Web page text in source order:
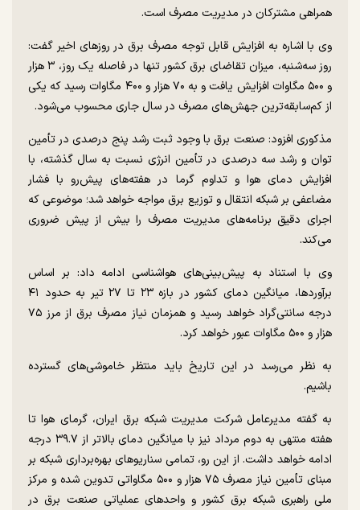
همراهی مشترکان در مدیریت مصرف است.
وی با اشاره به افزایش قابل توجه مصرف برق در روز‌های اخیر گفت:
روز سه‌شنبه، میزان تقاضای برق کشور تنها در فاصله یک روز، ۳ هزار
و ۵۰۰ مگاوات افزایش یافت و به ۷۰ هزار و ۴۰۰ مگاوات رسید که یکی
از کم‌سابقه‌ترین جهش‌های مصرف در سال جاری محسوب می‌شود.
مذکوری افزود: صنعت برق با وجود ثبت رشد پنج درصدی در تأمین
توان و رشد سه درصدی در تأمین انرژی نسبت به سال گذشته، با
افزایش دمای هوا و تداوم گرما در هفته‌های پیش‌رو با فشار
مضاعفی بر شبکه انتقال و توزیع برق مواجه خواهد شد؛ موضوعی که
اجرای دقیق برنامه‌های مدیریت مصرف را بیش از پیش ضروری
می‌کند.
وی با استناد به پیش‌بینی‌های هواشناسی ادامه داد: بر اساس
برآوردها، میانگین دمای کشور در بازه ۲۳ تا ۲۷ تیر به حدود ۴۱
درجه سانتی‌گراد خواهد رسید و همزمان نیاز مصرف برق از مرز ۷۵
هزار و ۵۰۰ مگاوات عبور خواهد کرد.
به نظر می‌رسد در این تاریخ باید منتظر خاموشی‌های گسترده
باشیم.
به گفته مدیرعامل شرکت مدیریت شبکه برق ایران، گرمای هوا تا
هفته منتهی به دوم مرداد نیز با میانگین دمای بالاتر از ۳۹.۷ درجه
ادامه خواهد داشت. از این رو، تمامی سناریو‌های بهره‌برداری شبکه بر
مبنای تأمین نیاز مصرف ۷۵ هزار و ۵۰۰ مگاواتی تدوین شده و مرکز
ملی راهبری شبکه برق کشور و واحد‌های عملیاتی صنعت برق در